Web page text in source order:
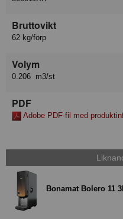
Bruttovikt
62 kg/förp
Volym
0.206 m3/st
PDF
Adobe PDF-fil med
Bonamat Bolero 11